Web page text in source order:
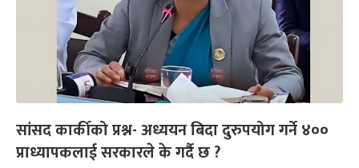
सांसद कार्कीको प्रश्न- अध्ययन बिदा दुरुपयोग गर्ने ४००
प्राध्यापकलाई सरकारले के गर्दै छ ?